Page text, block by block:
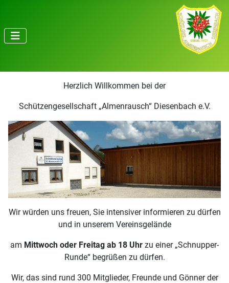
Herzlich Willkommen bei der
Schützengesellschaft „Almenrausch“ Diesenbach e.V.
Wir würden uns freuen, Sie intensiver informieren zu dürfen
und in unserem Vereinsgelände
am Mittwoch oder Freitag ab 18 Uhr zu einer „Schnupper-
Runde“ begrüßen zu dürfen.
Wir, das sind rund 300 Mitglieder, Freunde und Gönner der